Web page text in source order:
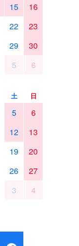
15
16
22
23
29
30
5 6
土 日
5
6
12
13
19
20
26
27
3 4